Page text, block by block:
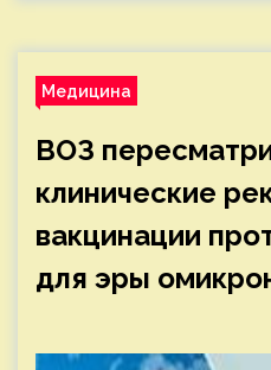
Медицина
ВОЗ
клинические
вакцинации
для эры